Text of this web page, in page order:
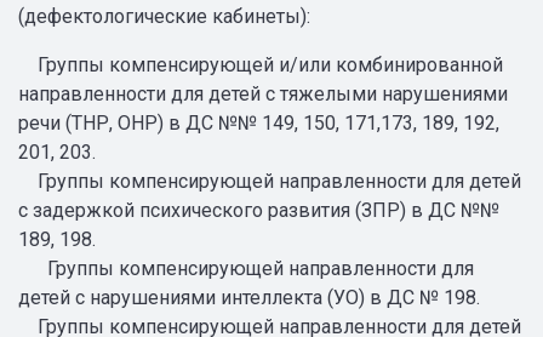
(дефектологические кабинеты):
Группы компенсирующей и/или комбинированной
направленности для детей с тяжелыми нарушениями
речи (ТНР, ОНР) в ДС №№ 149, 150, 171,173, 189, 192,
201, 203.
Группы компенсирующей направленности для детей
с задержкой психического развития (ЗПР) в ДС №№
189, 198.
Группы компенсирующей направленности для
детей с нарушениями интеллекта (УО) в ДС № 198.
Группы компенсирующей направленности для детей